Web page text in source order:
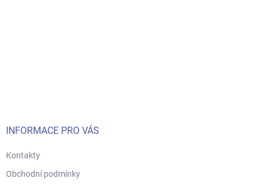
INFORMACE PRO VÁS
Kontakty
Obchodní podmínky